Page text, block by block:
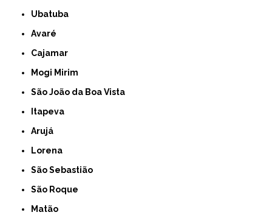
Ubatuba
Avaré
Cajamar
Mogi Mirim
São João da Boa Vista
Itapeva
Arujá
Lorena
São Sebastião
São Roque
Matão